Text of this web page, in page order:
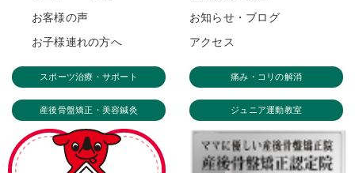
お客様の声
お知らせ・ブログ
お子様連れの方へ
アクセス
スポーツ治療・サポート 痛み・コリの解消
産後骨盤矯正・美容鍼灸 ジュニア運動教室